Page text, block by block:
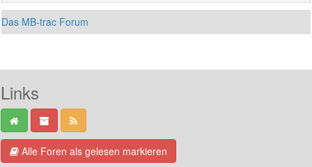
Das MB-trac Forum
Links
Alle Foren als gelesen markieren